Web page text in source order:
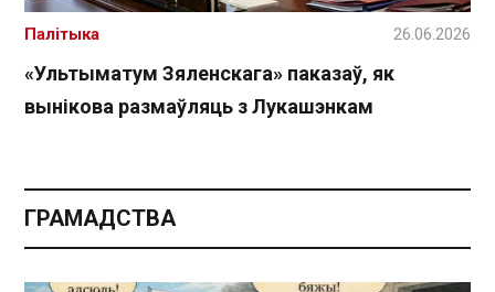
«Ультыматум Зяленскага» паказаў, як
вынікова размаўляць з Лукашэнкам
Палітыка 26.06.2026
ГРАМАДСТВА